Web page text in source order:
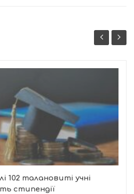
102 талановиті учні
стипендії